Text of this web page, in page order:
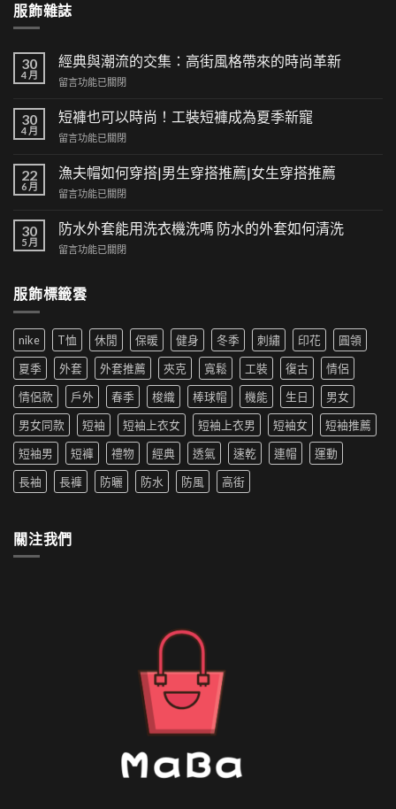
服飾雜誌
30
4 月
經典與潮流的交集：高街風格帶來的時尚革新
在
典
與
潮
的
交
集：
街
風
來
尚
革
新〉
中
留言功能已關閉
30
4 月
短褲也可以時尚！工裝短褲成為夏季新寵
在
褲
也
可
時
尚！
工
短
褲
為
夏
季
新
寵〉
中
留言功能已關閉
22
6 月
漁夫帽如何穿搭|男生穿搭推薦|女生穿搭推薦
在
夫
帽
如
搭|
生
穿
搭
推
薦|
女
生
穿
搭
推
薦〉
中
留言功能已關閉
30
5 月
防水外套能用洗衣機洗嗎 防水的外套如何清洗
在
外
用
洗
衣
機
嗎
防
水
外
套
清
洗〉
留言功能已關閉
服飾標籤雲
nike T恤 休閒 保暖 健身 冬季 刺繡 印花
圓領
夏季
外套 外套推薦 夾克 寬鬆 工裝 復古
情侶
情侶款
戶外 春季 梭織 棒球帽 機能 生日
男女
男女同款
短袖 短袖上衣女 短袖上衣男 短袖女
短袖推薦
短袖男
短褲 禮物 經典 透氣 速乾 連帽
運動
長袖
長褲 防曬 防水 防風 高街
關注我們